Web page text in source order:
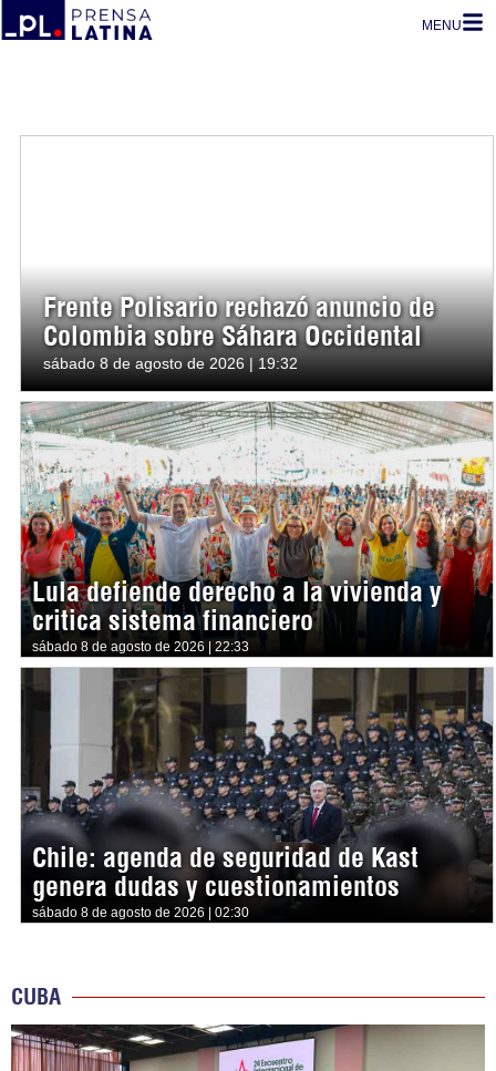
MENU
Frente Polisario rechazó anuncio de
Colombia sobre Sáhara Occidental
sábado 8 de agosto de 2026 | 19:32
Lula defiende derecho a la vivienda y
critica sistema financiero
sábado 8 de agosto de 2026 | 22:33
Chile: agenda de seguridad de Kast
genera dudas y cuestionamientos
sábado 8 de agosto de 2026 | 02:30
CUBA